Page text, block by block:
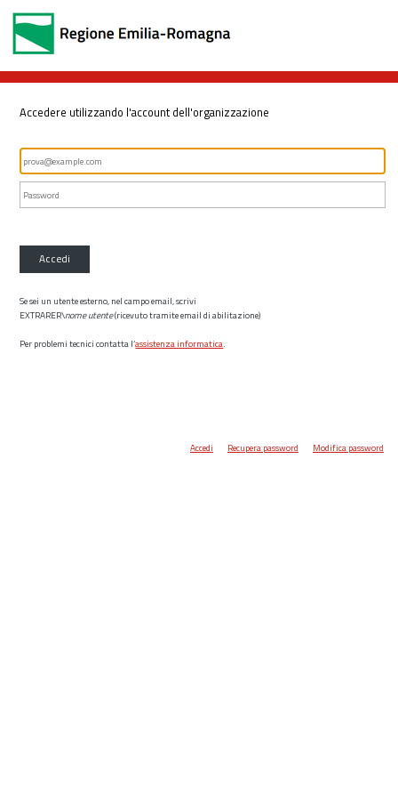
Accedere utilizzando l'account dell'organizzazione
Accedi
Se sei un utente esterno, nel campo email, scrivi
EXTRARER\nome utente(ricevuto tramite email di abilitazione)
Per problemi tecnici contatta l’assistenza informatica.
Accedi Recupera password Modifica password